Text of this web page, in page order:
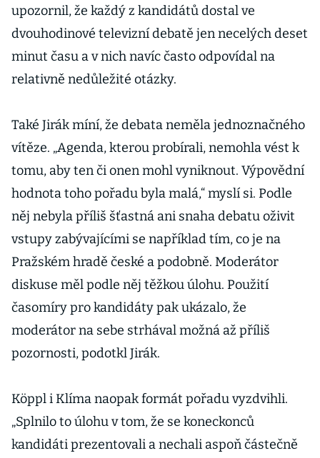
upozornil, že každý z kandidátů dostal ve
dvouhodinové televizní debatě jen necelých deset
minut času a v nich navíc často odpovídal na
relativně nedůležité otázky.
Také Jirák míní, že debata neměla jednoznačného
vítěze. „Agenda, kterou probírali, nemohla vést k
tomu, aby ten či onen mohl vyniknout. Výpovědní
hodnota toho pořadu byla malá,“ myslí si. Podle
něj nebyla příliš šťastná ani snaha debatu oživit
vstupy zabývajícími se například tím, co je na
Pražském hradě české a podobně. Moderátor
diskuse měl podle něj těžkou úlohu. Použití
časomíry pro kandidáty pak ukázalo, že
moderátor na sebe strhával možná až příliš
pozornosti, podotkl Jirák.
Köppl i Klíma naopak formát pořadu vyzdvihli.
„Splnilo to úlohu v tom, že se koneckonců
kandidáti prezentovali a nechali aspoň částečně